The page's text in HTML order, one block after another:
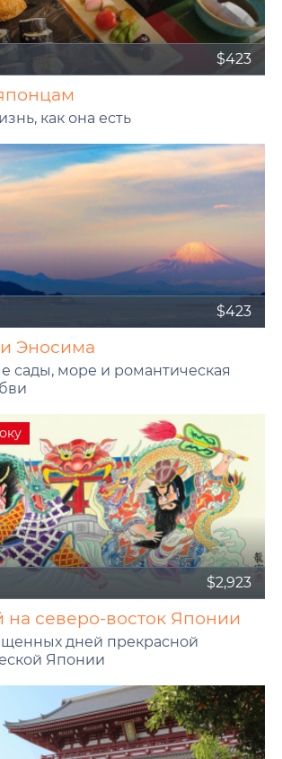
$423
как она есть
$423
Эносима
сады, море и романтическая
$2,923
на северо-восток Японии
дней прекрасной
Японии